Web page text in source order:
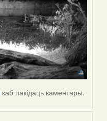
каб пакідаць каментары.